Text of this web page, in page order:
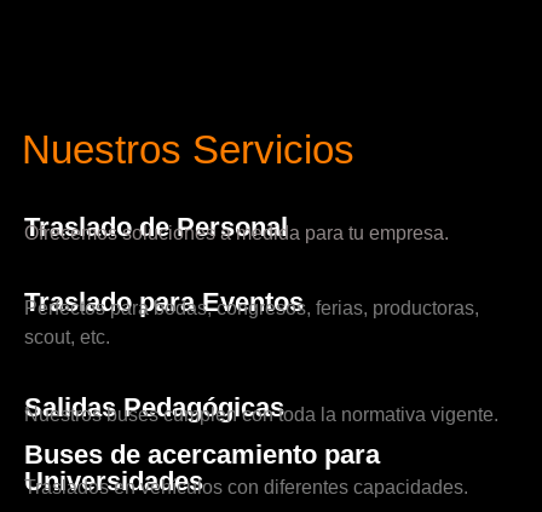
Nuestros Servicios
Traslado de Personal
Ofrecemos soluciones a medida para tu empresa.
Traslado para Eventos
Perfectos para bodas, congresos, ferias, productoras,
scout, etc.
Salidas Pedagógicas
Nuestros buses cumplen con toda la normativa vigente.
Buses de acercamiento para
Universidades
Traslados en vehículos con diferentes capacidades.